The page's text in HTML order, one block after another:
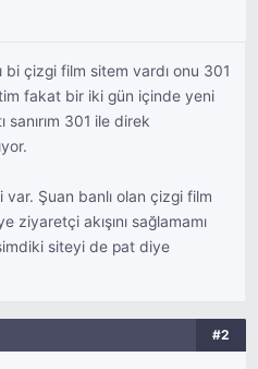
çizgi film sitem vardı onu 301
fakat bir iki gün içinde yeni
sanırım 301 ile direk
Şuan banlı olan çizgi film
akışını sağlamamı
siteyi de pat diye
#2